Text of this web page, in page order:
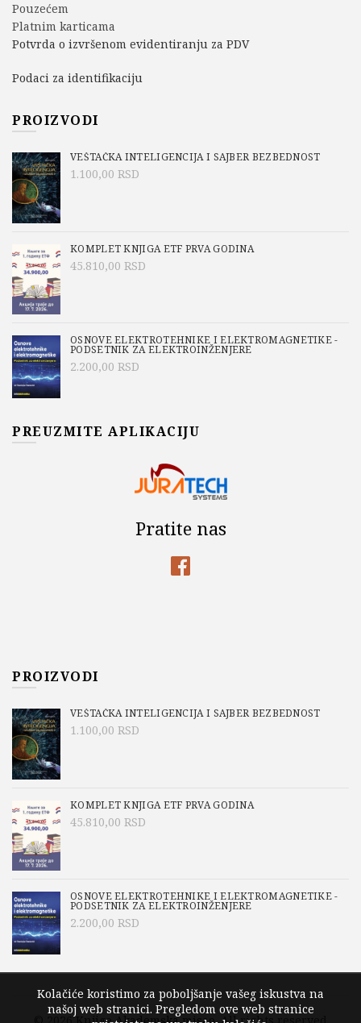
Pouzećem
Platnim karticama
Potvrda o izvršenom evidentiranju za PDV
Podaci za identifikaciju
PROIZVODI
VEŠTAČKA INTELIGENCIJA I SAJBER BEZBEDNOST
1.100,00 RSD
KOMPLET KNJIGA ETF PRVA GODINA
45.810,00 RSD
OSNOVE ELEKTROTEHNIKE I ELEKTROMAGNETIKE -
PODSETNIK ZA ELEKTROINŽENJERE
2.200,00 RSD
PREUZMITE APLIKACIJU
Pratite nas
PROIZVODI
VEŠTAČKA INTELIGENCIJA I SAJBER BEZBEDNOST
1.100,00 RSD
KOMPLET KNJIGA ETF PRVA GODINA
45.810,00 RSD
OSNOVE ELEKTROTEHNIKE I ELEKTROMAGNETIKE -
PODSETNIK ZA ELEKTROINŽENJERE
2.200,00 RSD
Kolačiće koristimo za poboljšanje vašeg iskustva na
našoj web stranici. Pregledom ove web stranice